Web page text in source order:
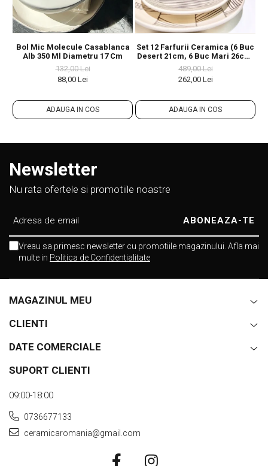
Bol Mic Molecule Casablanca
Alb 350 Ml Diametru 17 Cm
132,00 Lei
88,00 Lei
ADAUGA IN COS
Set 12 Farfurii Ceramica (6 Buc
Desert 21cm, 6 Buc Mari 26cm)
Decorama Bej Deschis Cu
Pensulare Manuala Linii
Neagre
489,00 Lei
262,00 Lei
ADAUGA IN COS
Newsletter
Nu rata ofertele si promotiile noastre
Vreau sa primesc newsletter cu promotiile magazinului. Afla mai
multe in Politica de Confidentialitate
MAGAZINUL MEU
CLIENTI
DATE COMERCIALE
SUPORT CLIENTI
09:00-18:00
0736677133
ceramicaromania@gmail.com